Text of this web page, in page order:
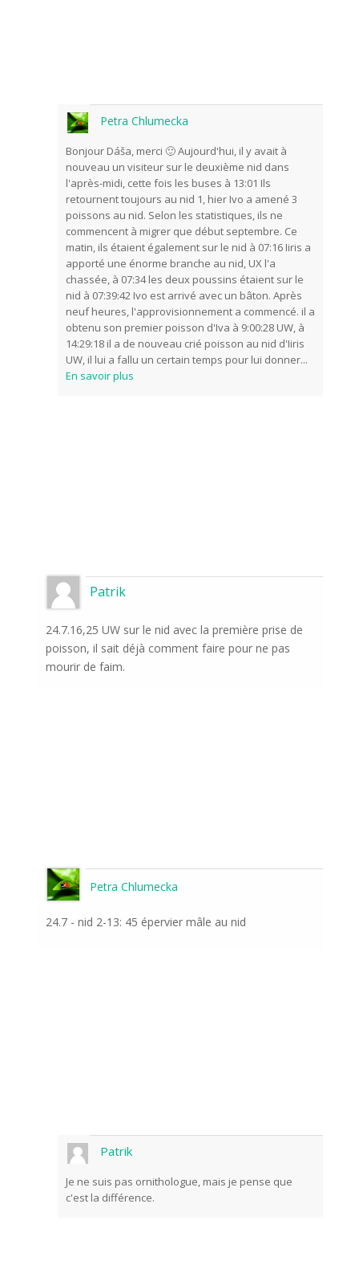
Petra Chlumecka
Bonjour Dáša, merci 🙂 Aujourd'hui, il y avait à
nouveau un visiteur sur le deuxième nid dans
l'après-midi, cette fois les buses à 13:01 Ils
retournent toujours au nid 1, hier Ivo a amené 3
poissons au nid. Selon les statistiques, ils ne
commencent à migrer que début septembre. Ce
matin, ils étaient également sur le nid à 07:16 Iiris a
apporté une énorme branche au nid, UX l'a
chassée, à 07:34 les deux poussins étaient sur le
nid à 07:39:42 Ivo est arrivé avec un bâton. Après
neuf heures, l'approvisionnement a commencé. il a
obtenu son premier poisson d'Iva à 9:00:28 UW, à
14:29:18 il a de nouveau crié poisson au nid d'Iiris
UW, il lui a fallu un certain temps pour lui donner...
En savoir plus
Patrik
24.7.16,25 UW sur le nid avec la première prise de
poisson, il sait déjà comment faire pour ne pas
mourir de faim.
Petra Chlumecka
24.7 - nid 2-13: 45 épervier mâle au nid
Patrik
Je ne suis pas ornithologue, mais je pense que
c'est la différence.
Abonnez-vous aux